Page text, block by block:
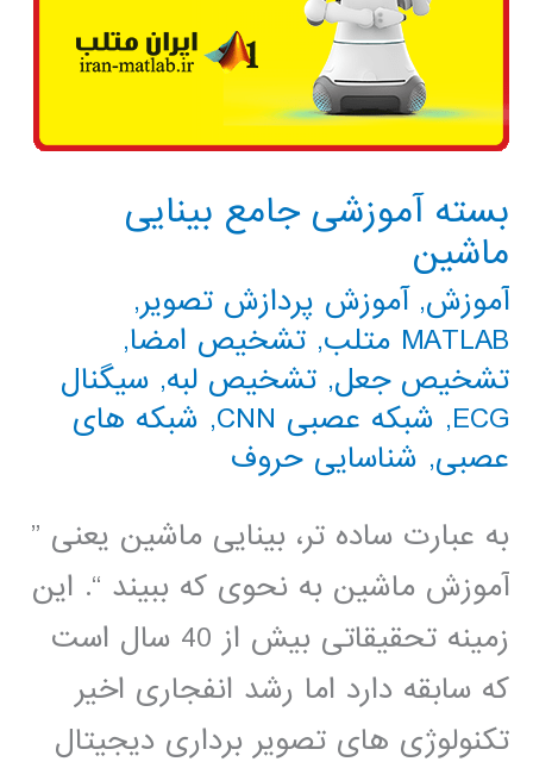
بسته آموزشی جامع بینایی
ماشین
آموزش,آموزش پردازش تصویر,
MATLAB متلب
, تشخیص امضا,
تشخیص جعل, تشخیص لبه, سیگنال
ECG
, شبکه عصبی CNN , شبکه های
عصبی, شناسایی حروف
به عبارت ساده تر، بینایی ماشین یعنی ”
آموزش ماشین به نحوی که ببیند “. این
زمینه تحقیقاتی بیش از 40 سال است
که سابقه دارد اما رشد انفجاری اخیر
تکنولوژی های تصویر برداری دیجیتال